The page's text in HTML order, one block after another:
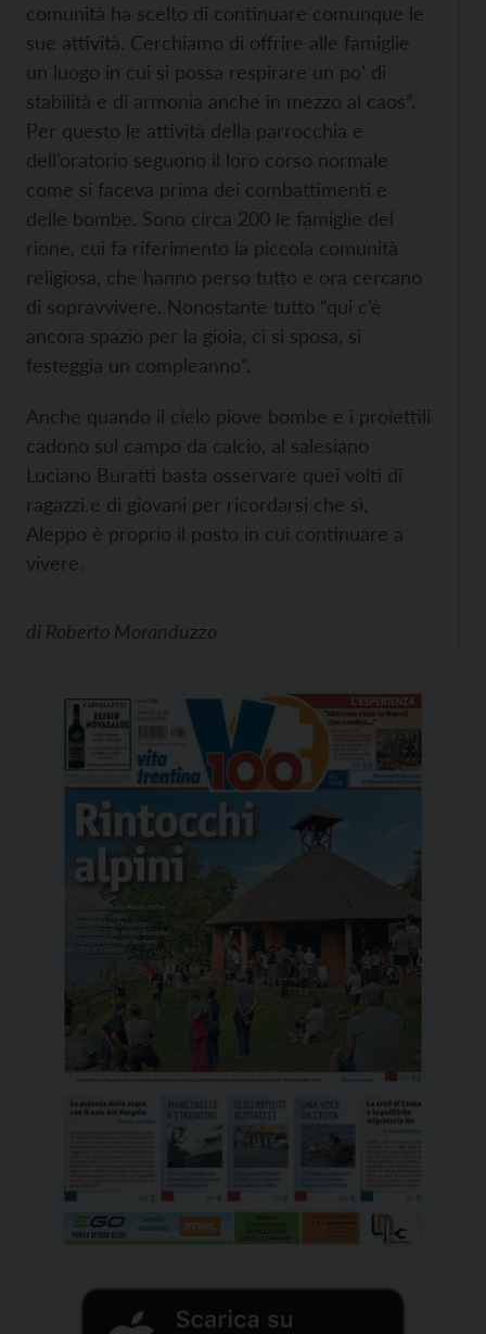
comunità ha scelto di continuare comunque le
sue attività. Cerchiamo di offrire alle famiglie
un luogo in cui si possa respirare un po’ di
stabilità e di armonia anche in mezzo al caos”.
Per questo le attività della parrocchia e
dell’oratorio seguono il loro corso normale
come si faceva prima dei combattimenti e
delle bombe. Sono circa 200 le famiglie del
rione, cui fa riferimento la piccola comunità
religiosa, che hanno perso tutto e ora cercano
di sopravvivere. Nonostante tutto “qui c’è
ancora spazio per la gioia, ci si sposa, si
festeggia un compleanno”.
Anche quando il cielo piove bombe e i proiettili
cadono sul campo da calcio, al salesiano
Luciano Buratti basta osservare quei volti di
ragazzi e di giovani per ricordarsi che sì,
Aleppo è proprio il posto in cui continuare a
vivere.
di Roberto Moranduzzo